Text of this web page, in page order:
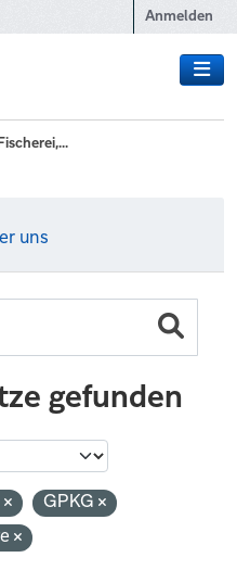
Anmelden
uns
gefunden
GPKG